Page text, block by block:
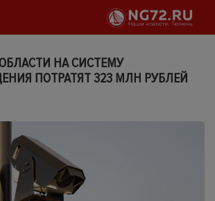
НА СИСТЕМУ
ПОТРАТЯТ 323 МЛН РУБЛЕЙ